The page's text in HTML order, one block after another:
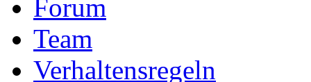
Forum
Team
Verhaltensregeln